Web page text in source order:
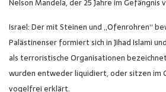
Nelson Mandela, der 25 Jahre im Gefängnis
Israel: Der mit Steinen und „Ofenrohren“
Palästinenser formiert sich in Jihad Islami
als terroristische Organisationen
wurden entweder liquidiert, oder sitzen im
vogelfrei erklärt.